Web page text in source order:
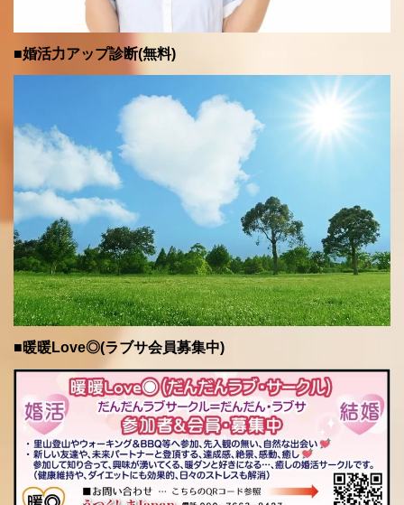
■婚活力アップ診断(無料)
■暖暖Love◎(ラブサ会員募集中)